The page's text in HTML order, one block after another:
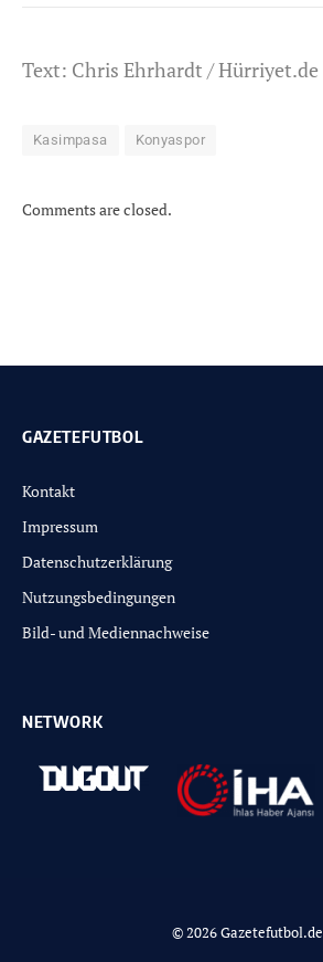
Text: Chris Ehrhardt /Hürriyet.de
Kasimpasa Konyaspor
Comments are closed.
GAZETEFUTBOL
Kontakt
Impressum
Datenschutzerklärung
Nutzungsbedingungen
Bild- und Mediennachweise
NETWORK
© 2026 Gazetefutbol.de